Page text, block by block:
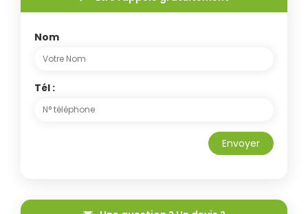
Nom
Tél :
Envoyer